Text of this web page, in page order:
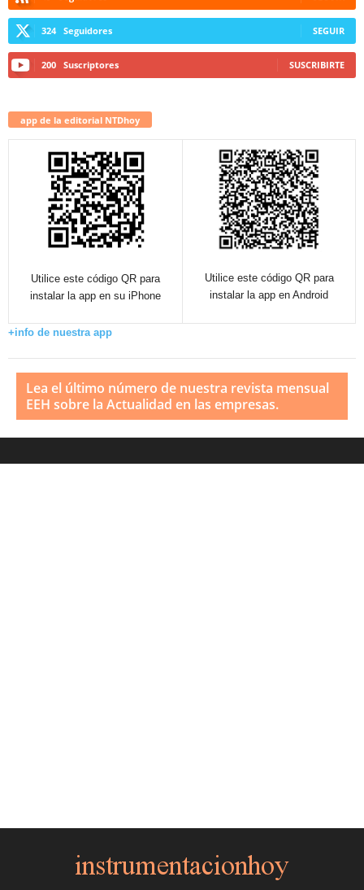
324 Seguidores SEGUIR
200 Suscriptores SUSCRIBIRTE
app de la editorial NTDhoy
Utilice este código QR para
instalar la app en su iPhone
Utilice este código QR para
instalar la app en Android
+info de nuestra app
Lea el último número de nuestra revista mensual
EEH sobre la Actualidad en las empresas.